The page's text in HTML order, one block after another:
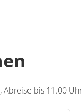
Abreise bis 11.00 Uhr